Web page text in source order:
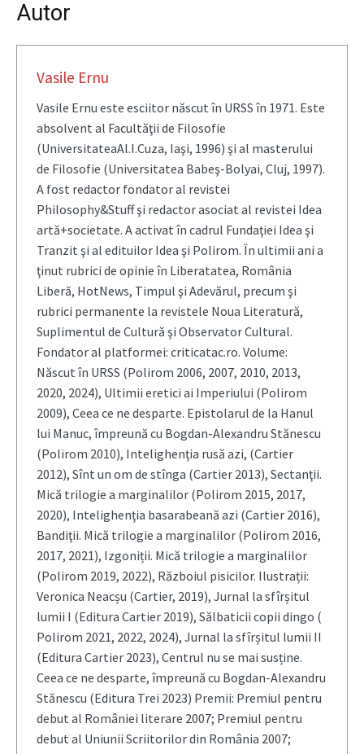
Autor
Vasile Ernu
Vasile Ernu este esciitor născut în URSS în 1971. Este
absolvent al Facultăţii de Filosofie
(UniversitateaAl.I.Cuza, Iaşi, 1996) şi al masterului
de Filosofie (Universitatea Babeş-Bolyai, Cluj, 1997).
A fost redactor fondator al revistei
Philosophy&Stuff şi redactor asociat al revistei Idea
artă+societate. A activat în cadrul Fundaţiei Idea şi
Tranzit şi al edituilor Idea şi Polirom. În ultimii ani a
ţinut rubrici de opinie în Liberatatea, România
Liberă, HotNews, Timpul şi Adevărul, precum şi
rubrici permanente la revistele Noua Literatură,
Suplimentul de Cultură şi Observator Cultural.
Fondator al platformei: criticatac.ro. Volume:
Născut în URSS (Polirom 2006, 2007, 2010, 2013,
2020, 2024), Ultimii eretici ai Imperiului (Polirom
2009), Ceea ce ne desparte. Epistolarul de la Hanul
lui Manuc, împreună cu Bogdan-Alexandru Stănescu
(Polirom 2010), Intelighenţia rusă azi, (Cartier
2012), Sînt un om de stînga (Cartier 2013), Sectanţii.
Mică trilogie a marginalilor (Polirom 2015, 2017,
2020), Intelighenţia basarabeană azi (Cartier 2016),
Bandiţii. Mică trilogie a marginalilor (Polirom 2016,
2017, 2021), Izgoniții. Mică trilogie a marginalilor
(Polirom 2019, 2022), Războiul pisicilor. Ilustrații:
Veronica Neacșu (Cartier, 2019), Jurnal la sfîrșitul
lumii I (Editura Cartier 2019), Sălbaticii copii dingo (
Polirom 2021, 2022, 2024), Jurnal la sfîrșitul lumii II
(Editura Cartier 2023), Centrul nu se mai susține.
Ceea ce ne desparte, împreună cu Bogdan-Alexandru
Stănescu (Editura Trei 2023) Premii: Premiul pentru
debut al României literare 2007; Premiul pentru
debut al Uniunii Scriitorilor din România 2007;